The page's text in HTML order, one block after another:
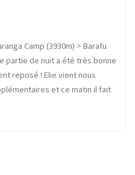
Camp (3930m) > Barafu
partie de nuit a été très bonne
reposé ! Elie vient nous
et ce matin il fait